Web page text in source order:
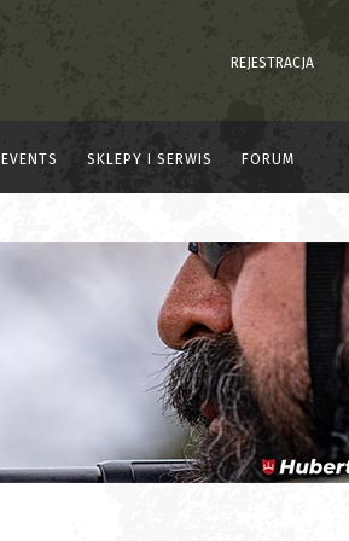
REJESTRACJA
EVENTS SKLEPY I SERWIS FORUM